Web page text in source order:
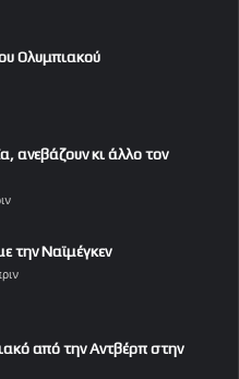
Ολυμπιακού
ανεβάζουν κι άλλο τον
την Ναϊμέγκεν
από την Αντβέρπ στην